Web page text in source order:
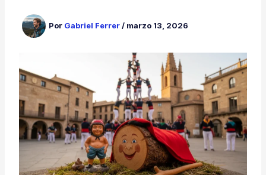
Por Gabriel Ferrer/ marzo 13, 2026